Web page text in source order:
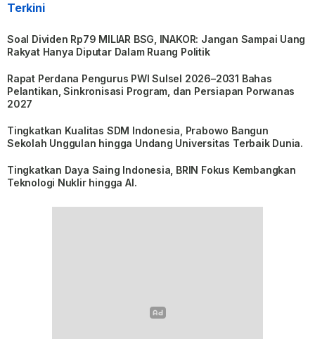
Terkini
Soal Dividen Rp79 MILIAR BSG, INAKOR: Jangan Sampai Uang
Rakyat Hanya Diputar Dalam Ruang Politik
Rapat Perdana Pengurus PWI Sulsel 2026–2031 Bahas
Pelantikan, Sinkronisasi Program, dan Persiapan Porwanas
2027
Tingkatkan Kualitas SDM Indonesia, Prabowo Bangun
Sekolah Unggulan hingga Undang Universitas Terbaik Dunia.
Tingkatkan Daya Saing Indonesia, BRIN Fokus Kembangkan
Teknologi Nuklir hingga AI.